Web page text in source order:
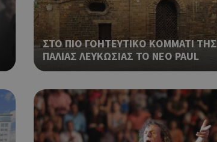
ΣΤΟ ΠΙΟ ΓΟΗΤΕΥΤΙΚΟ ΚΟΜΜΑΤΙ ΤΗΣ
ΠΑΛΙΑΣ ΛΕΥΚΩΣΙΑΣ ΤΟ ΝΕΟ PAUL
Capping δηλαδή να
την ημέρα στον χρήστη
ενέργειες όπως είναι το
push up και push down
για τη διάκριση
προκειμένου να
σχετικά με τη χρήση του
Capping δηλαδή να